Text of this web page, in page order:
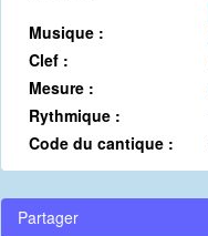
Musique :
Clef :
Mesure :
Rythmique :
Code du cantique :
Partager